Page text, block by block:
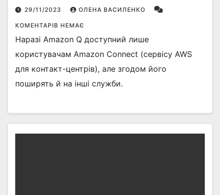
29/11/2023 ОЛЕНА ВАСИЛЕНКО
КОМЕНТАРІВ НЕМАЄ
Наразі Amazon Q доступний лише
користувачам Amazon Connect (сервісу AWS
для контакт-центрів), але згодом його
поширять й на інші служби.